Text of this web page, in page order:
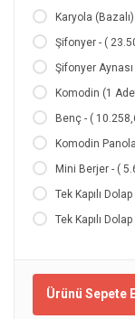
Karyola
Şifonyer - (
Şifonyer
Komodin (1
Benç - (
Komodin
Mini Berjer - (
Tek Kapılı
Tek Kapılı
Ürünü Sepete